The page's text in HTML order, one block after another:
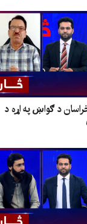
د ګواښ په اړه د